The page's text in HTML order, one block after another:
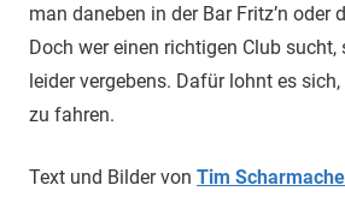
man daneben in der Bar Fritz’n oder
Doch wer einen richtigen Club
leider vergebens. Dafür lohnt es
zu fahren.
Text und Bilder von Tim